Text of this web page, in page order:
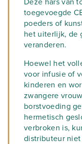
Deze hars van
toegevoegde
poeders of
het uiterlijk, de
veranderen.
Hoewel het
voor infusie of
kinderen en
zwangere
borstvoeding
hermetisch
verbroken is,
distributeur